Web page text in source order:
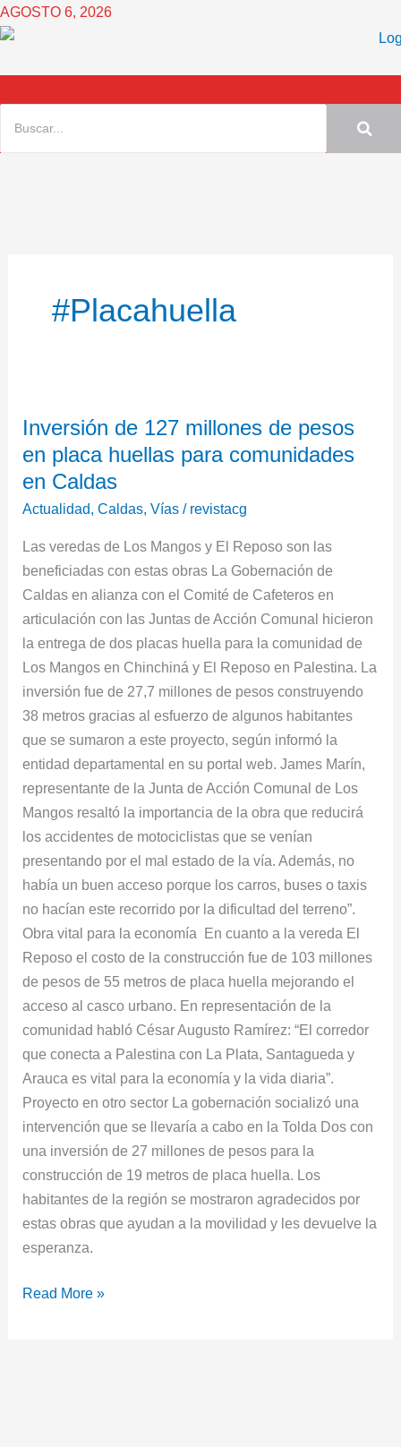
Ir
al
AGOSTO 6, 2026
#Placahuella
Inversión de 127 millones de pesos
en placa huellas para comunidades
en Caldas
Actualidad,Caldas,Vías / revistacg
Las veredas de Los Mangos y El Reposo son las
beneficiadas con estas obras La Gobernación de
Caldas en alianza con el Comité de Cafeteros en
articulación con las Juntas de Acción Comunal hicieron
la entrega de dos placas huella para la comunidad de
Los Mangos en Chinchiná y El Reposo en Palestina. La
inversión fue de 27,7 millones de pesos construyendo
38 metros gracias al esfuerzo de algunos habitantes
que se sumaron a este proyecto, según informó la
entidad departamental en su portal web. James Marín,
representante de la Junta de Acción Comunal de Los
Mangos resaltó la importancia de la obra que reducirá
los accidentes de motociclistas que se venían
presentando por el mal estado de la vía. Además, no
había un buen acceso porque los carros, buses o taxis
no hacían este recorrido por la dificultad del terreno”.
Obra vital para la economía En cuanto a la vereda El
Reposo el costo de la construcción fue de 103 millones
de pesos de 55 metros de placa huella mejorando el
acceso al casco urbano. En representación de la
comunidad habló César Augusto Ramírez: “El corredor
que conecta a Palestina con La Plata, Santagueda y
Arauca es vital para la economía y la vida diaria”.
Proyecto en otro sector La gobernación socializó una
intervención que se llevaría a cabo en la Tolda Dos con
una inversión de 27 millones de pesos para la
construcción de 19 metros de placa huella. Los
habitantes de la región se mostraron agradecidos por
estas obras que ayudan a la movilidad y les devuelve la
esperanza.
de
127
millones
de
en
placa
huellas
para
comunidades
en
Caldas
Read More »